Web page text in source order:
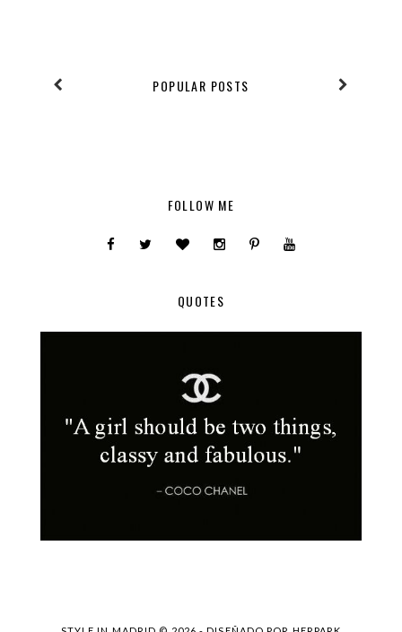
POPULAR POSTS
FOLLOW ME
QUOTES